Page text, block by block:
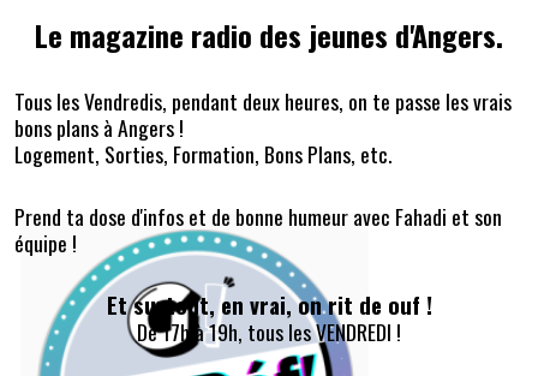
Le magazine radio des jeunes d'Angers.
Tous les Vendredis, pendant deux heures, on te passe les vrais
bons plans à Angers !
Logement, Sorties, Formation, Bons Plans, etc.
Prend ta dose d'infos et de bonne humeur avec Fahadi et son
équipe !
Et surtout, en vrai, on rit de ouf !
De 17h à 19h, tous les VENDREDI !